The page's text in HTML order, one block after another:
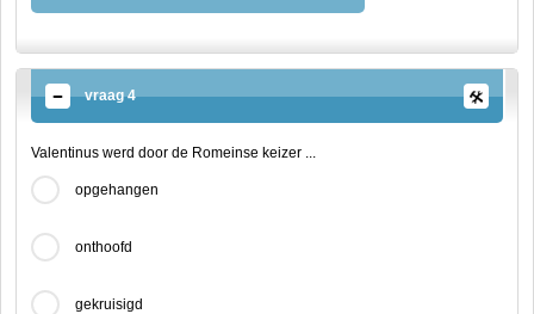
vraag 4
Valentinus werd door de Romeinse keizer ...
opgehangen
onthoofd
gekruisigd